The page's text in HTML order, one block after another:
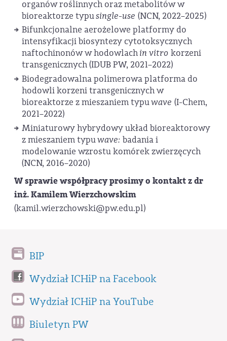
organów roślinnych oraz metabolitów w
bioreaktorze typusingle-use (NCN, 2022–2025)
Bifunkcjonalne aerożelowe platformy do
intensyfikacji biosyntezy cytotoksycznych
naftochinonów w hodowlachin vitro korzeni
transgenicznych (IDUB PW, 2021–2022)
Biodegradowalna polimerowa platforma do
hodowli korzeni transgenicznych w
bioreaktorze z mieszaniem typuwave (I-Chem,
2021–2022)
Miniaturowy hybrydowy układ bioreaktorowy
z mieszaniem typuwave: badania i
modelowanie wzrostu komórek zwierzęcych
(NCN, 2016–2020)
W sprawie współpracy prosimy o kontakt z dr
inż. Kamilem Wierzchowskim
(kamil.wierzchowski@pw.edu.pl)
BIP
Wydział ICHiP na Facebook
Wydział ICHiP na YouTube
Biuletyn PW